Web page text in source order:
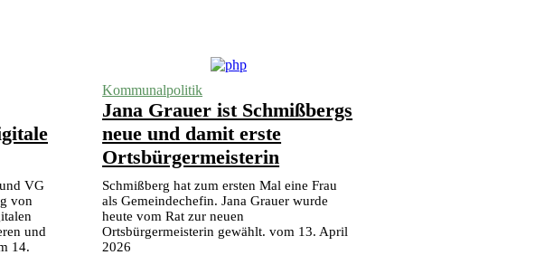
VG
von
und
14.
Kommunalpolitik
Jana Grauer ist Schmißbergs
neue und damit erste
Ortsbürgermeisterin
Schmißberg hat zum ersten Mal eine Frau
als Gemeindechefin. Jana Grauer wurde
heute vom Rat zur neuen
Ortsbürgermeisterin gewählt. vom 13. April
2026